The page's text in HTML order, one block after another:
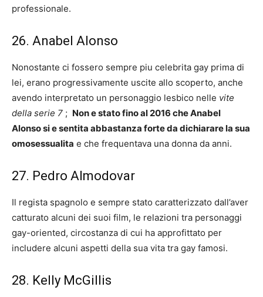
professionale.
26. Anabel Alonso
Nonostante ci fossero sempre piu celebrita gay prima di
lei, erano progressivamente uscite allo scoperto, anche
avendo interpretato un personaggio lesbico nelle vite
della serie 7 ; Non e stato fino al 2016 che Anabel
Alonso si e sentita abbastanza forte da dichiarare la sua
omosessualita e che frequentava una donna da anni.
27. Pedro Almodovar
Il regista spagnolo e sempre stato caratterizzato dall’aver
catturato alcuni dei suoi film, le relazioni tra personaggi
gay-oriented, circostanza di cui ha approfittato per
includere alcuni aspetti della sua vita tra gay famosi.
28. Kelly McGillis